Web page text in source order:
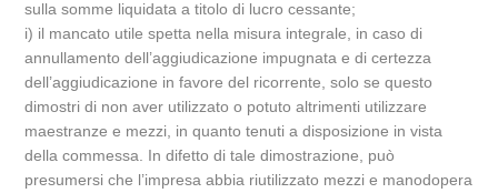
sulla somme liquidata a titolo di lucro cessante;
i) il mancato utile spetta nella misura integrale, in caso di
annullamento dell’aggiudicazione impugnata e di certezza
dell’aggiudicazione in favore del ricorrente, solo se questo
dimostri di non aver utilizzato o potuto altrimenti utilizzare
maestranze e mezzi, in quanto tenuti a disposizione in vista
della commessa. In difetto di tale dimostrazione, può
presumersi che l’impresa abbia riutilizzato mezzi e manodopera